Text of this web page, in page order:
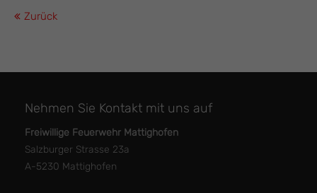
Zurück
Nehmen Sie Kontakt mit uns auf
Freiwillige Feuerwehr Mattighofen
Salzburger Strasse 23a
A-5230 Mattighofen